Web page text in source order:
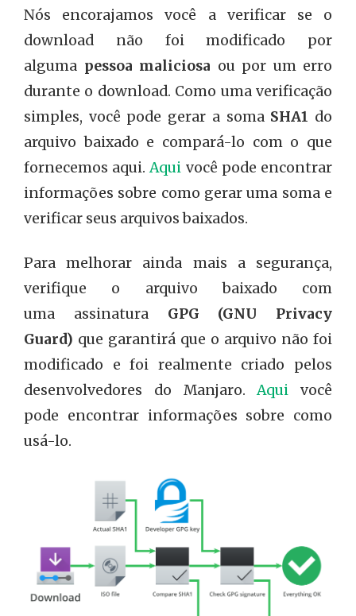
Nós encorajamos você a verificar se o
download não foi modificado por
alguma pessoa maliciosa ou por um erro
durante o download. Como uma verificação
simples, você pode gerar a soma SHA1 do
arquivo baixado e compará-lo com o que
fornecemos aqui.Aqui você pode encontrar
informações sobre como gerar uma soma e
verificar seus arquivos baixados.
Para melhorar ainda mais a segurança,
verifique o arquivo baixado com
uma assinatura GPG (GNU Privacy
Guard) que garantirá que o arquivo não foi
modificado e foi realmente criado pelos
desenvolvedores do Manjaro.Aqui você
pode encontrar informações sobre como
usá-lo.